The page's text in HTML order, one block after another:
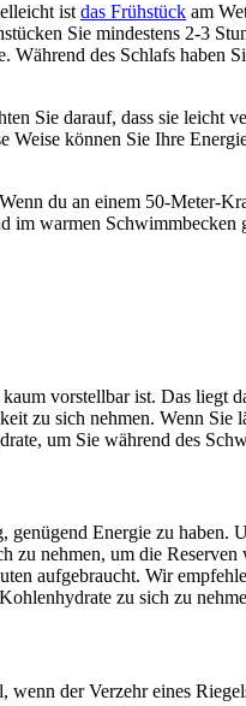
ist das Frühstück am
Sie mindestens 2-3
des Schlafs
Sie darauf, dass sie
können Sie Ihre
du an einem 50-Meter-
warmen
vorstellbar ist. Das liegt
zu sich nehmen. Wenn
um Sie während des
Energie zu
nehmen, um die
aufgebraucht. Wir
zu sich zu
der Verzehr eines